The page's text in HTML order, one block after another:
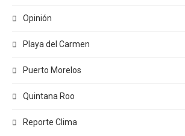
Opinión
Playa del Carmen
Puerto Morelos
Quintana Roo
Reporte Clima